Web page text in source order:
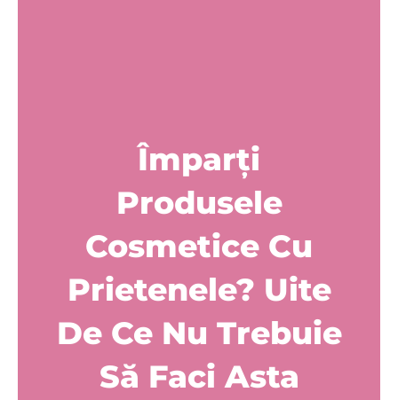
Împarți
Produsele
Cosmetice Cu
Prietenele? Uite
De Ce Nu Trebuie
Să Faci Asta